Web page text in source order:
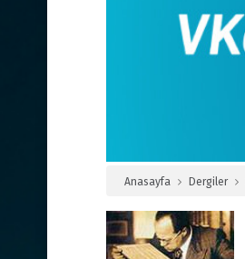
Anasayfa Dergiler